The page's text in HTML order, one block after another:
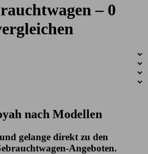
– 0
nach Modellen
gelange direkt zu den
Angeboten.